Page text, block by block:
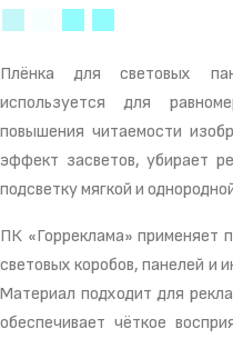
Плёнка для световых
используется для
повышения читаемости
эффект засветов, убирает
подсветку мягкой и
ПК «Горреклама» применяет
световых коробов, панелей и
Материал подходит для
обеспечивает чёткое